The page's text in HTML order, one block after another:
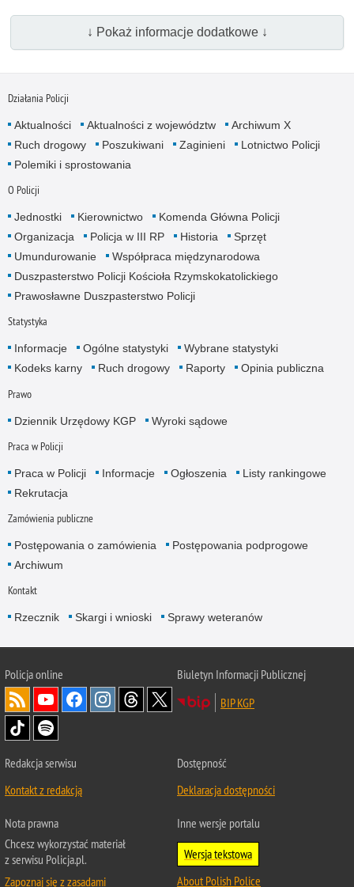
↓ Pokaż informacje dodatkowe ↓
Działania Policji
Aktualności Aktualności z województw
Archiwum X
Ruch drogowy
Poszukiwani Zaginieni
Lotnictwo Policji
Polemiki i sprostowania
O Policji
Jednostki Kierownictwo
Komenda Główna Policji
Organizacja
Policja w III RP Historia
Sprzęt
Umundurowanie
Współpraca międzynarodowa
Duszpasterstwo Policji Kościoła Rzymskokatolickiego
Prawosławne Duszpasterstwo Policji
Statystyka
Informacje Ogólne statystyki
Wybrane statystyki
Kodeks karny
Ruch drogowy Raporty Opinia publiczna
Prawo
Dziennik Urzędowy KGP Wyroki sądowe
Praca w Policji
Praca w Policji Informacje Ogłoszenia
Listy rankingowe
Rekrutacja
Zamówienia publiczne
Postępowania o zamówienia
Postępowania podprogowe
Archiwum
Kontakt
Rzecznik Skargi i wnioski Sprawy weteranów
Policjaonline
Biuletyn Informacji Publicznej
BIP KGP
Redakcja serwisu
Kontakt z redakcją
Dostępność
Deklaracja dostępności
Nota prawna
Chcesz wykorzystać materiał
z serwisu Policja.pl.
Zapoznaj się z zasadami
Inne wersje portalu
Wersja tekstowa
About Polish Police